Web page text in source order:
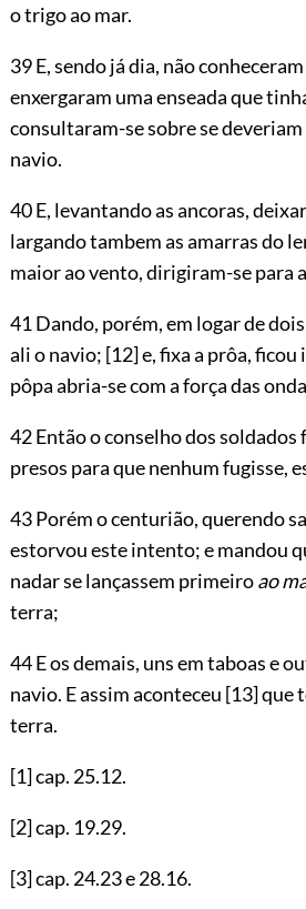
o trigo ao mar.
39 E, sendo já dia, não
enxergaram uma enseada que
consultaram-se sobre se deveriam
navio.
40 E, levantando as ancoras,
largando tambem as amarras do
maior ao vento, dirigiram-se para
41 Dando, porém, em logar de
ali o navio; [12]e, fixa a prôa, ficou
pôpa abria-se com a força das
42 Então o conselho dos soldados
presos para que nenhum fugisse,
43 Porém o centurião, querendo
estorvou este intento; e mandou
nadar se lançassem primeiroao
terra;
44 E os demais, uns em taboas e
navio. E assim aconteceu [13]que
terra.
[1]cap. 25.12.
[2]cap. 19.29.
[3]cap. 24.23e28.16.